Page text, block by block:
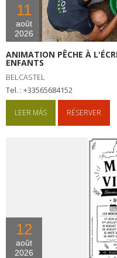
11
août
2026
ANIMATION PÊCHE À
ENFANTS
BELCASTEL
tel. : +33565684152
LEER MÁS RÉSERVER
12
août
2026